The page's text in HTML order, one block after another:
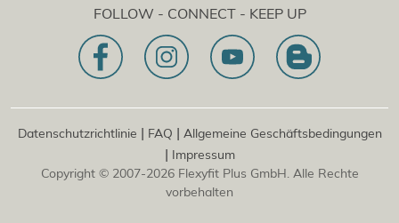
Beratungs- & Onlineanfrage
Unser Leitbild
1030 | Österreich
Dietrichgasse 27 E.EG2
Zweigstelle | DE
Konrad-Zuse-Platz 8
FOLLOW - CONNECT - KEEP UP
Datenschutzrichtlinie | FAQ | Allgemeine Geschäftsbedingungen
| Impressum
Copyright © 2007-2026 Flexyfit Plus GmbH. Alle Rechte
vorbehalten